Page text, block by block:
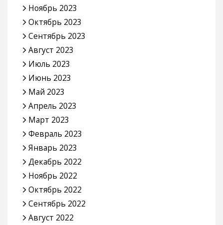
Ноябрь 2023
Октябрь 2023
Сентябрь 2023
Август 2023
Июль 2023
Июнь 2023
Май 2023
Апрель 2023
Март 2023
Февраль 2023
Январь 2023
Декабрь 2022
Ноябрь 2022
Октябрь 2022
Сентябрь 2022
Август 2022